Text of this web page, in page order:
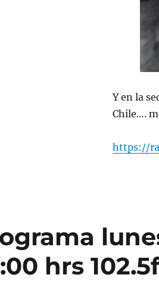
Y en la
Chile….
https://
hrs